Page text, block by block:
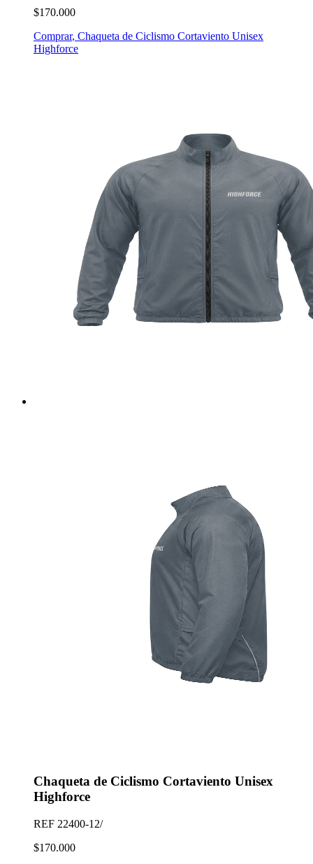
$170.000
Comprar, Chaqueta de Ciclismo Cortaviento Unisex
Highforce
Chaqueta de Ciclismo Cortaviento Unisex
Highforce
REF 22400-12/
$170.000